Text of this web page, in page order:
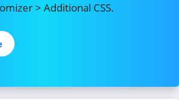
> Additional CSS.